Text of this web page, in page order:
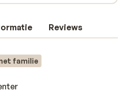
Reviews
familie